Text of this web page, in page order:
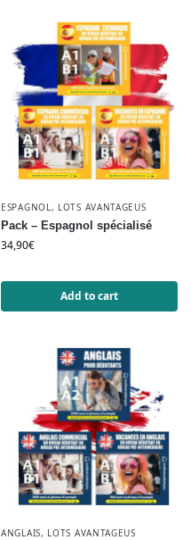
ESPAGNOL , LOTS AVANTAGEUS
Pack – Espagnol spécialisé
34,90€
Add to cart
ANGLAIS, LOTS AVANTAGEUS